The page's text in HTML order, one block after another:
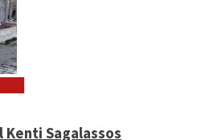
Kenti Sagalassos